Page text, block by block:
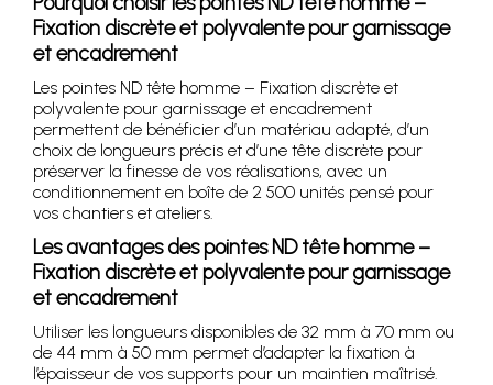
Fixation discrète et polyvalente pour garnissage
et encadrement
Les pointes ND tête homme – Fixation discrète et
polyvalente pour garnissage et encadrement
permettent de bénéficier d’un matériau adapté, d’un
choix de longueurs précis et d’une tête discrète pour
préserver la finesse de vos réalisations, avec un
conditionnement en boîte de 2 500 unités pensé pour
vos chantiers et ateliers.
Les avantages des pointes ND tête homme –
Fixation discrète et polyvalente pour garnissage
et encadrement
Utiliser les longueurs disponibles de 32 mm à 70 mm ou
de 44 mm à 50 mm permet d’adapter la fixation à
l’épaisseur de vos supports pour un maintien maîtrisé.